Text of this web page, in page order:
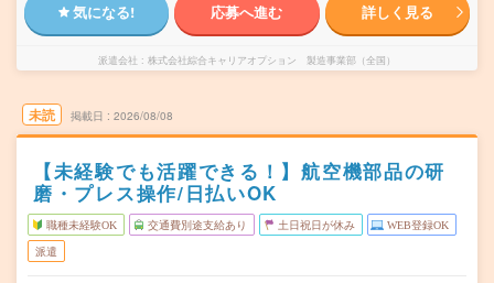
気になる! 応募へ進む 詳しく見る
派遣会社 株式会社綜合キャリアオプション 製造事業部（全国）
未読 掲載日 2026/08/08
【未経験でも活躍できる！】航空機部品の研
磨・プレス操作/日払いOK
職種未経験OK 交通費別途支給あり 土日祝日が休み WEB登録OK
派遣